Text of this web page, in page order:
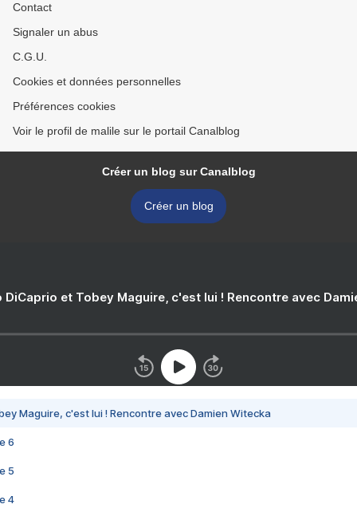
Contact
Signaler un abus
C.G.U.
Cookies et données personnelles
Préférences cookies
Voir le profil de malile sur le portail Canalblog
Créer un blog sur Canalblog
Créer un blog
DiCaprio et Tobey Maguire, c'est lui ! Rencontre avec
Maguire, c'est lui ! Rencontre avec Damien Witecka
6
5
4